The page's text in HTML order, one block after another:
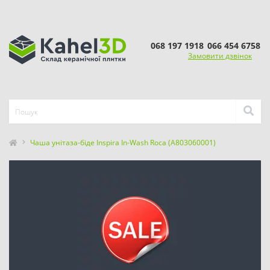
068 197 1918 066 454 6758
Замовити дзвінок
Чаша унітаза-біде Inspira In-Wash Roca (A803060001)